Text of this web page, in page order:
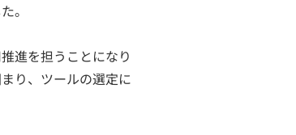
。
進を担うことになり
り、ツールの選定に